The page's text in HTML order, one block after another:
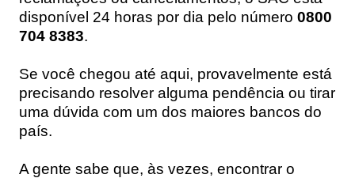
disponível 24 horas por dia pelo número 0800
704 8383.
Se você chegou até aqui, provavelmente está
precisando resolver alguma pendência ou tirar
uma dúvida com um dos maiores bancos do
país.
A gente sabe que, às vezes, encontrar o